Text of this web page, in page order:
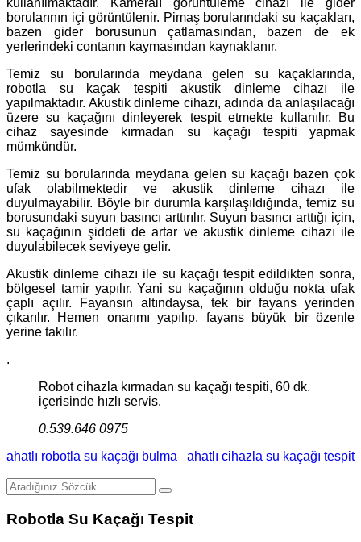
kullanılmaktadır. Kameralı görüntüleme cihazı ile gider
borularının içi görüntülenir. Pimaş borularındaki su kaçakları,
bazen gider borusunun çatlamasından, bazen de ek
yerlerindeki contanın kaymasından kaynaklanır.
Temiz su borularında meydana gelen su kaçaklarında,
robotla su kaçak tespiti akustik dinleme cihazı ile
yapılmaktadır. Akustik dinleme cihazı, adında da anlaşılacağı
üzere su kaçağını dinleyerek tespit etmekte kullanılır. Bu
cihaz sayesinde kırmadan su kaçağı tespiti yapmak
mümkündür.
Temiz su borularında meydana gelen su kaçağı bazen çok
ufak olabilmektedir ve akustik dinleme cihazı ile
duyulmayabilir. Böyle bir durumla karşılaşıldığında, temiz su
borusundaki suyun basıncı arttırılır. Suyun basıncı arttığı için,
su kaçağının şiddeti de artar ve akustik dinleme cihazı ile
duyulabilecek seviyeye gelir.
Akustik dinleme cihazı ile su kaçağı tespit edildikten sonra,
bölgesel tamir yapılır. Yani su kaçağının olduğu nokta ufak
çaplı açılır. Fayansın altındaysa, tek bir fayans yerinden
çıkarılır. Hemen onarımı yapılıp, fayans büyük bir özenle
yerine takılır.
.
Robot cihazla kırmadan su kaçağı tespiti, 60 dk.
içerisinde hızlı servis.
0.539.646 0975
ahatlı robotla su kaçağı bulma
ahatlı cihazla su kaçağı tespit
Robotla Su Kaçağı Tespit